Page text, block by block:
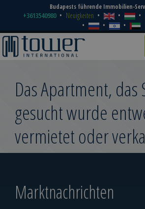
Budapests führende Immobilien-
+3613540980 Neuigkeiten
Das Apartment, das
gesucht wurde
vermietet oder
Marktnachrichten